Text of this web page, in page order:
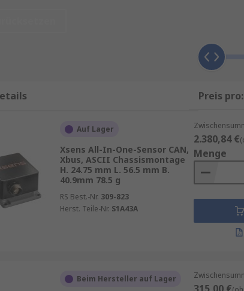
erfassen. Das reduziert nicht nur die
Anwendungen in der Gebäudeautomation,
Lieferung am nächsten Werktag sowie
verschiedene Parameter.
Installationskosten.
gängige Schnittstellen wie IO-Link, Modbus
zum Einsatz:
Preis pro:
Auf Lager
Xsens All-In-One-Sensor CAN,
Xbus, ASCII Chassismontage
H. 24.75 mm L. 56.5 mm B.
40.9mm 78.5 g
RS Best.-Nr. 309-823
Herst. Teile-Nr. S1A43A
2.380,84 €
Menge
Beim Hersteller auf Lager